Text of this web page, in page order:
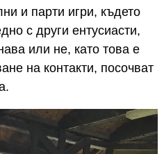
и парти игри, където
с други ентусиасти,
или не, като това е
на контакти, посочват